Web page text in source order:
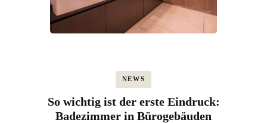
NEWS
So wichtig ist der erste Eindruck:
Badezimmer in Bürogebäuden